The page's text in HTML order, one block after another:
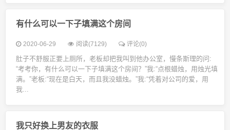
有什么可以一下子填满这个房间
2020-06-29 阅读(7129) 评论(0)
肚子不舒服正要上厕所，老板却把我叫到他办公室，慢条斯理的问:
“考考你，有什么可以一下子填满这个房间？”我:“点根蜡烛，用烛光填
满。”老板:“现在是白天，而且我没蜡烛。”我:“凭着对公司的爱，用
我...
我只好换上男友的衣服